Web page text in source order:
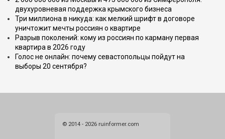
двухуровневая поддержка крымского бизнеса
Три миллиона в никуда: как мелкий шрифт в договоре
уничтожит мечты россиян о квартире
Разрыв поколений: кому из россиян по карману первая
квартира в 2026 году
Голос не онлайн: почему севастопольцы пойдут на
выборы 20 сентября?
© 2014 - 2026 ruinformer.com